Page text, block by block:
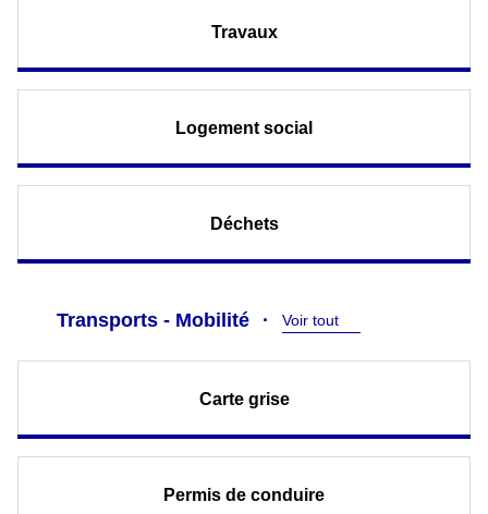
Travaux
Logement social
Déchets
Transports - Mobilité Voir tout
Carte grise
Permis de conduire